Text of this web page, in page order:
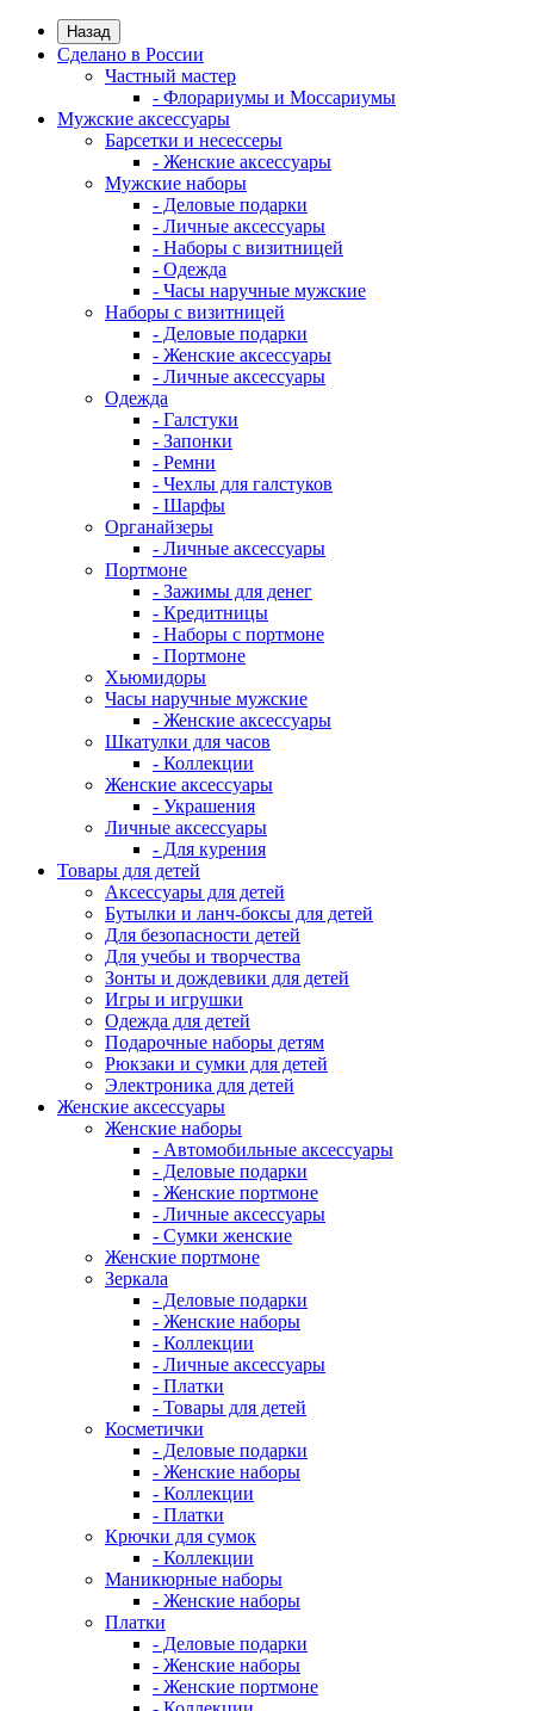
Назад
Сделано в России
Частный мастер
- Флорариумы и Моссариумы
Мужские аксессуары
Барсетки и несессеры
- Женские аксессуары
Мужские наборы
- Деловые подарки
- Личные аксессуары
- Наборы с визитницей
- Одежда
- Часы наручные мужские
Наборы с визитницей
- Деловые подарки
- Женские аксессуары
- Личные аксессуары
Одежда
- Галстуки
- Запонки
- Ремни
- Чехлы для галстуков
- Шарфы
Органайзеры
- Личные аксессуары
Портмоне
- Зажимы для денег
- Кредитницы
- Наборы с портмоне
- Портмоне
Хьюмидоры
Часы наручные мужские
- Женские аксессуары
Шкатулки для часов
- Коллекции
Женские аксессуары
- Украшения
Личные аксессуары
- Для курения
Товары для детей
Аксессуары для детей
Бутылки и ланч-боксы для детей
Для безопасности детей
Для учебы и творчества
Зонты и дождевики для детей
Игры и игрушки
Одежда для детей
Подарочные наборы детям
Рюкзаки и сумки для детей
Электроника для детей
Женские аксессуары
Женские наборы
- Автомобильные аксессуары
- Деловые подарки
- Женские портмоне
- Личные аксессуары
- Сумки женские
Женские портмоне
Зеркала
- Деловые подарки
- Женские наборы
- Коллекции
- Личные аксессуары
- Платки
- Товары для детей
Косметички
- Деловые подарки
- Женские наборы
- Коллекции
- Платки
Крючки для сумок
- Коллекции
Маникюрные наборы
- Женские наборы
Платки
- Деловые подарки
- Женские наборы
- Женские портмоне